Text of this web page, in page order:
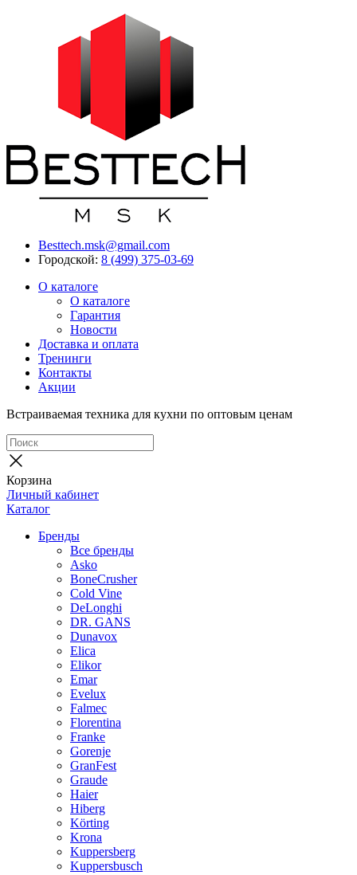
Besttech.msk@gmail.com
Городской: 8 (499) 375-03-69
О каталоге
О каталоге
Гарантия
Новости
Доставка и оплата
Тренинги
Контакты
Акции
Встраиваемая техника для кухни по оптовым ценам
Корзина
Личный кабинет
Каталог
Бренды
Все бренды
Asko
BoneCrusher
Cold Vine
DeLonghi
DR. GANS
Dunavox
Elica
Elikor
Emar
Evelux
Falmec
Florentina
Franke
Gorenje
GranFest
Graude
Haier
Hiberg
Körting
Krona
Kuppersberg
Kuppersbusch